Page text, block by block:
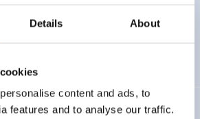
Details About
content and ads, to
features and to analyse our traffic.
im Wiener Rathaus